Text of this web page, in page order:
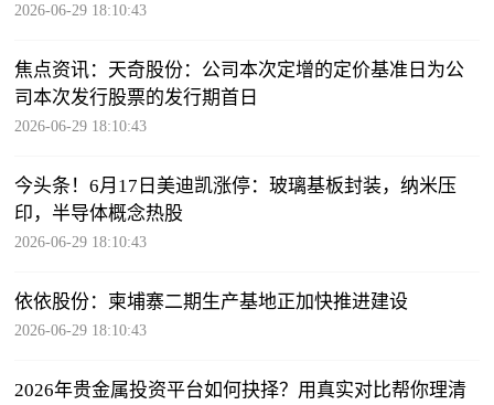
2026-06-29 18:10:43
焦点资讯：天奇股份：公司本次定增的定价基准日为公
司本次发行股票的发行期首日
2026-06-29 18:10:43
今头条！6月17日美迪凯涨停：玻璃基板封装，纳米压
印，半导体概念热股
2026-06-29 18:10:43
依依股份：柬埔寨二期生产基地正加快推进建设
2026-06-29 18:10:43
2026年贵金属投资平台如何抉择？用真实对比帮你理清